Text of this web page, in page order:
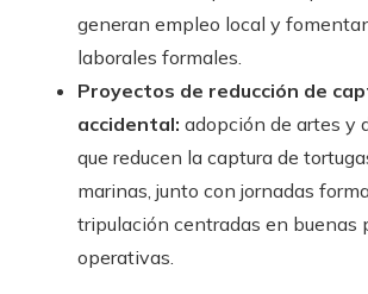
generan empleo local y
laborales formales.
Proyectos de reducción de
accidental: adopción de artes y
que reducen la captura de
marinas, junto con jornadas
tripulación centradas en buenas
operativas.